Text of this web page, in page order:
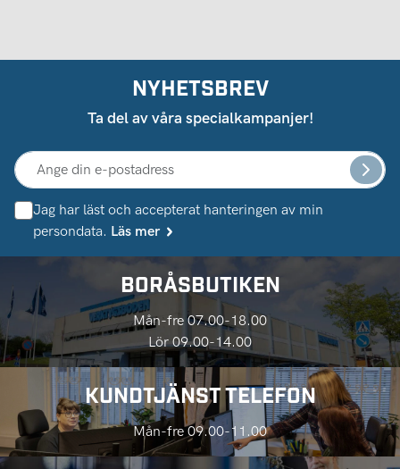
NYHETSBREV
Ta del av våra specialkampanjer!
Jag har läst och accepterat hanteringen av min
persondata. Läs mer
BORÅSBUTIKEN
Mån-fre 07.00-18.00
Lör 09.00-14.00
KUNDTJÄNST TELEFON
Mån-fre 09.00-11.00